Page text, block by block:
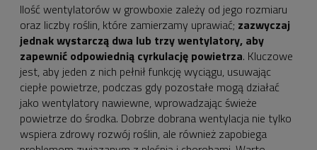
Ilość wentylatorów w growboxie zależy od jego rozmiaru
oraz liczby roślin, które zamierzamy uprawiać; zazwyczaj
jednak wystarczą dwa lub trzy wentylatory, aby
zapewnić odpowiednią cyrkulację powietrza. Kluczowe
jest, aby jeden z nich pełnił funkcję wyciągu, usuwając
ciepłe powietrze, podczas gdy pozostałe mogą działać
jako wentylatory nawiewne, wprowadzając świeże
powietrze do środka. Dobrze dobrana wentylacja nie tylko
wspiera zdrowy rozwój roślin, ale również zapobiega